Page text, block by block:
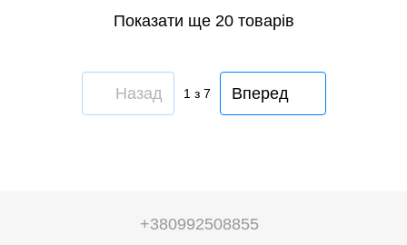
Показати ще 20 товарів
Назад 1з 7 Вперед
+380992508855